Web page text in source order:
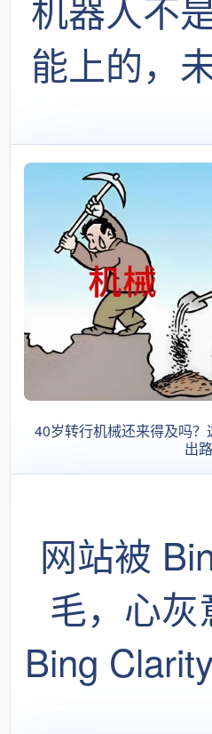
能上的，
40岁转行机械还来得及吗
出路
网站被
毛，心
Bing